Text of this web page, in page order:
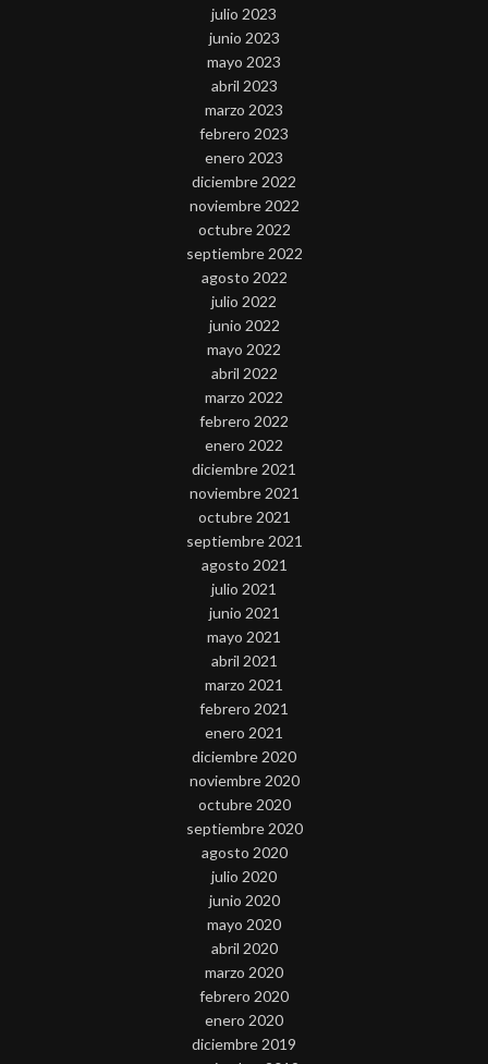
julio 2023
junio 2023
mayo 2023
abril 2023
marzo 2023
febrero 2023
enero 2023
diciembre 2022
noviembre 2022
octubre 2022
septiembre 2022
agosto 2022
julio 2022
junio 2022
mayo 2022
abril 2022
marzo 2022
febrero 2022
enero 2022
diciembre 2021
noviembre 2021
octubre 2021
septiembre 2021
agosto 2021
julio 2021
junio 2021
mayo 2021
abril 2021
marzo 2021
febrero 2021
enero 2021
diciembre 2020
noviembre 2020
octubre 2020
septiembre 2020
agosto 2020
julio 2020
junio 2020
mayo 2020
abril 2020
marzo 2020
febrero 2020
enero 2020
diciembre 2019